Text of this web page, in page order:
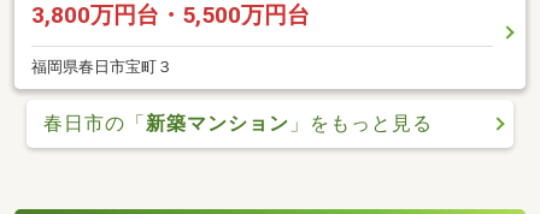
3,800万円台・5,500万円台
福岡県春日市宝町３
春日市の「新築マンション 」をもっと見る